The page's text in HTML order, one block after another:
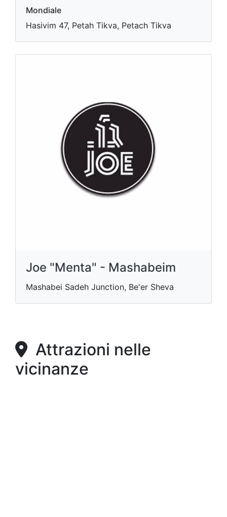
Mondiale
Hasivim 47, Petah Tikva, Petach Tikva
Joe "Menta" - Mashabeim
Mashabei Sadeh Junction, Be'er Sheva
Attrazioni nelle
vicinanze